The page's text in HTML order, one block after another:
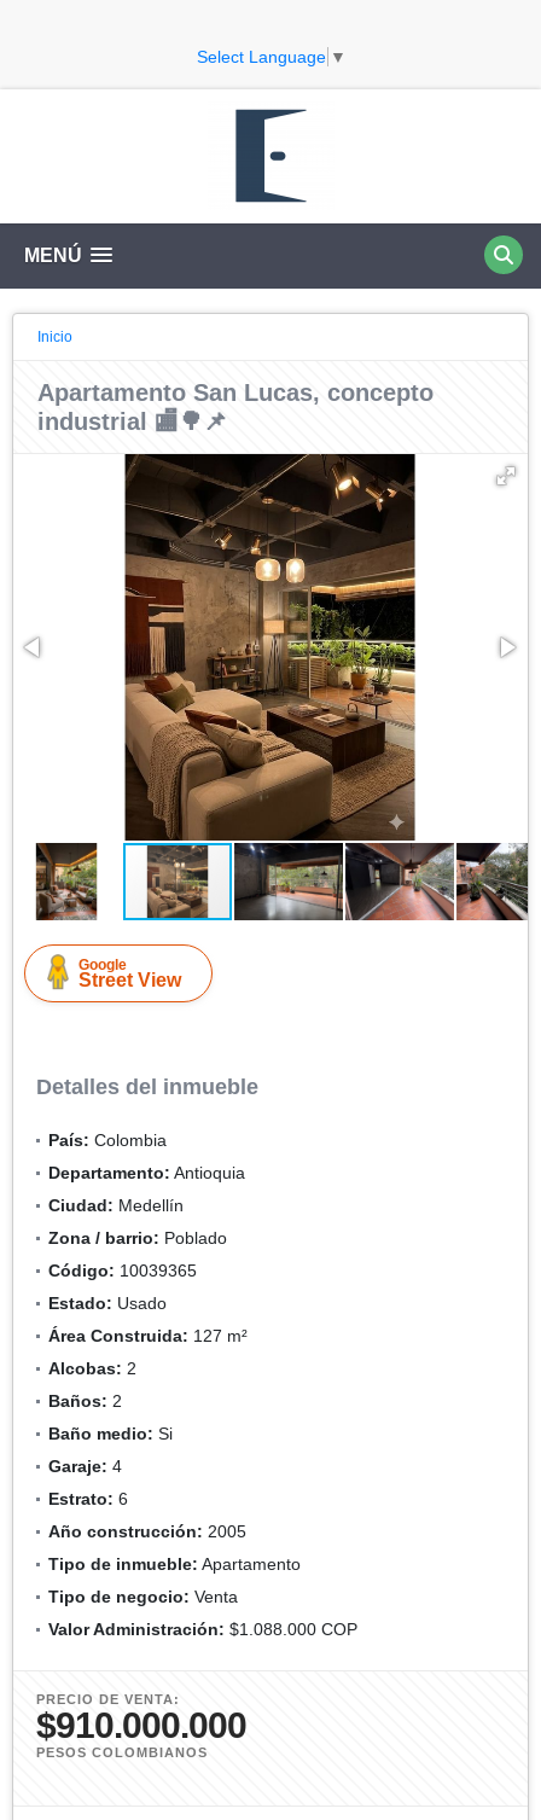
Select Language ▼
MENÚ
Inicio
Apartamento San Lucas, concepto
industrial 🏬🌳📌
Google
Street View
Detalles del inmueble
País: Colombia
Departamento: Antioquia
Ciudad: Medellín
Zona / barrio: Poblado
Código: 10039365
Estado: Usado
Área Construida: 127 m²
Alcobas: 2
Baños: 2
Baño medio: Si
Garaje: 4
Estrato: 6
Año construcción: 2005
Tipo de inmueble: Apartamento
Tipo de negocio: Venta
Valor Administración: $1.088.000 COP
PRECIO DE VENTA:
$910.000.000
PESOS COLOMBIANOS